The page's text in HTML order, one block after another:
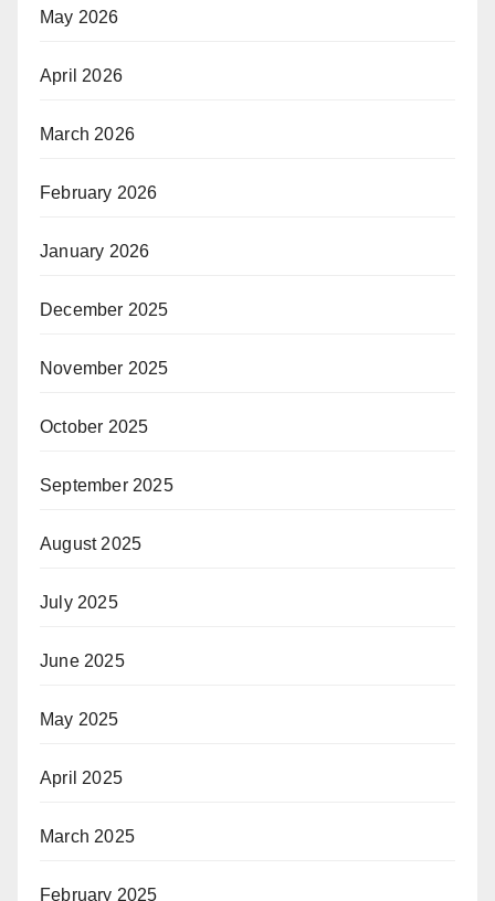
May 2026
April 2026
March 2026
February 2026
January 2026
December 2025
November 2025
October 2025
September 2025
August 2025
July 2025
June 2025
May 2025
April 2025
March 2025
February 2025